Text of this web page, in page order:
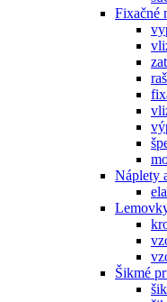
Fixačné
Náplety
Šikmé